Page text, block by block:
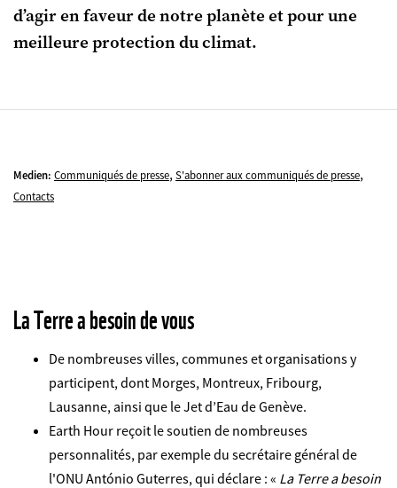
d’agir en faveur de notre planète et pour une
meilleure protection du climat.
Medien: Communiqués de presse, S'abonner aux communiqués de presse,
Contacts
La Terre a besoin de vous
De nombreuses villes, communes et organisations y
participent, dont Morges, Montreux, Fribourg,
Lausanne, ainsi que le Jet d’Eau de Genève.
Earth Hour reçoit le soutien de nombreuses
personnalités, par exemple du secrétaire général de
l'ONU António Guterres, qui déclare : « La Terre a besoin